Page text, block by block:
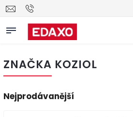
ZNAČKA KOZIOL
Nejprodávanější